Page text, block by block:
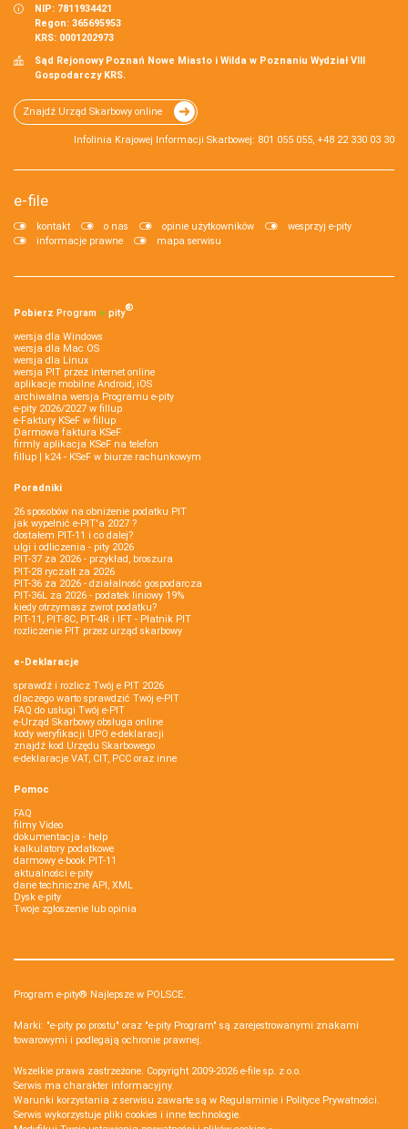
NIP: 7811934421
Regon: 365695953
KRS: 0001202973
Sąd Rejonowy Poznań Nowe Miasto i Wilda w Poznaniu Wydział VIII
Gospodarczy KRS.
Znajdź Urząd Skarbowy online
Infolinia Krajowej Informacji Skarbowej: 801 055 055, +48 22 330 03 30
e-file
kontakt o nas opinie użytkowników
wesprzyj e-pity
informacje prawne
mapa serwisu
Pobierz Program e‑pity®
wersja dla Windows
wersja dla Mac OS
wersja dla Linux
wersja PIT przez internet online
aplikacje mobilne Android, iOS
archiwalna wersja Programu e-pity
e-pity 2026/2027 w fillup
e‑Faktury KSeF w fillup
Darmowa faktura KSeF
firmly aplikacja KSeF na telefon
fillup | k24 - KSeF w biurze rachunkowym
Poradniki
26 sposobów na obniżenie podatku PIT
jak wypełnić e-PIT'a 2027 ?
dostałem PIT-11 i co dalej?
ulgi i odliczenia - pity 2026
PIT-37 za 2026 - przykład, broszura
PIT-28 ryczałt za 2026
PIT-36 za 2026 - działalność gospodarcza
PIT-36L za 2026 - podatek liniowy 19%
kiedy otrzymasz zwrot podatku?
PIT-11, PIT-8C, PIT-4R i IFT - Płatnik PIT
rozliczenie PIT przez urząd skarbowy
e-Deklaracje
sprawdź i rozlicz Twój e PIT 2026
dlaczego warto sprawdzić Twój e-PIT
FAQ do usługi Twój e-PIT
e-Urząd Skarbowy obsługa online
kody weryfikacji UPO e-deklaracji
znajdź kod Urzędu Skarbowego
e-deklaracje VAT, CIT, PCC oraz inne
Pomoc
FAQ
filmy Video
dokumentacja - help
kalkulatory podatkowe
darmowy e-book PIT-11
aktualności e-pity
dane techniczne API, XML
Dysk e-pity
Twoje zgłoszenie lub opinia
Program e-pity® Najlepsze w POLSCE.
Marki: "e-pity po prostu" oraz "e-pity Program" są zarejestrowanymi znakami
towarowymi i podlegają ochronie prawnej.
Wszelkie prawa zastrzeżone. Copyright 2009-2026 e-file sp. z o.o.
Serwis ma charakter informacyjny.
Warunki korzystania z serwisu zawarte są w Regulaminie i Polityce Prywatności.
Serwis wykorzystuje pliki cookies i inne technologie.